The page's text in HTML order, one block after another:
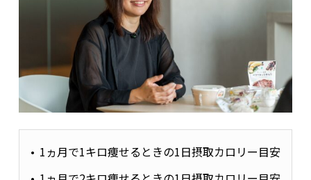
1ヵ月で1キロ痩せるときの1日摂取カロリー目安